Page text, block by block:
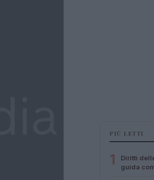
PIÙ LETTI
1
Diritti
guida